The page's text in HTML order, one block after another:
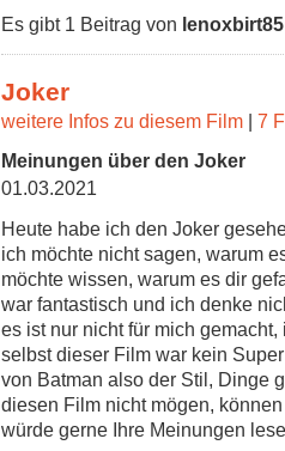
Es gibt 1 Beitrag von lenoxbirt85
Joker
weitere Infos zu diesem Film | 7
Meinungen über den Joker
01.03.2021
Heute habe ich den Joker
ich möchte nicht sagen, warum
möchte wissen, warum es dir
war fantastisch und ich denke
es ist nur nicht für mich
selbst dieser Film war kein
von Batman also der Stil, Dinge
diesen Film nicht mögen,
würde gerne Ihre Meinungen